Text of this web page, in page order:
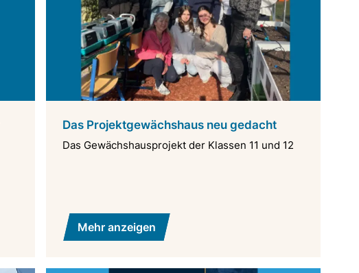
Das Projektgewächshaus neu gedacht
Das Gewächshausprojekt der Klassen 11 und 12
Mehr anzeigen